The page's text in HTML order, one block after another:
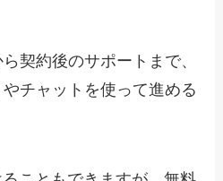
契約後のサポートまで、
チャットを使って進める